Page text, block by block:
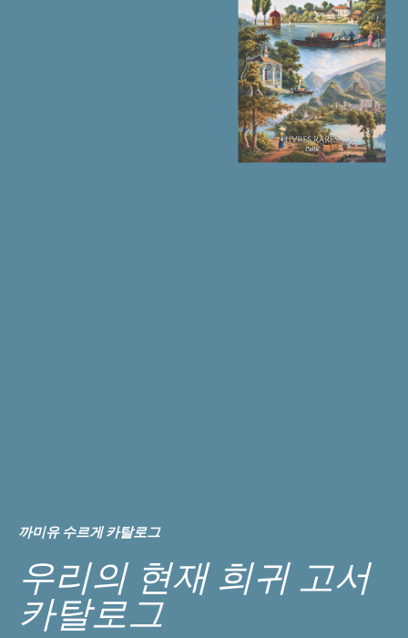
까미유 수르게 카탈로그
우리의 현재 희귀 고서
카탈로그